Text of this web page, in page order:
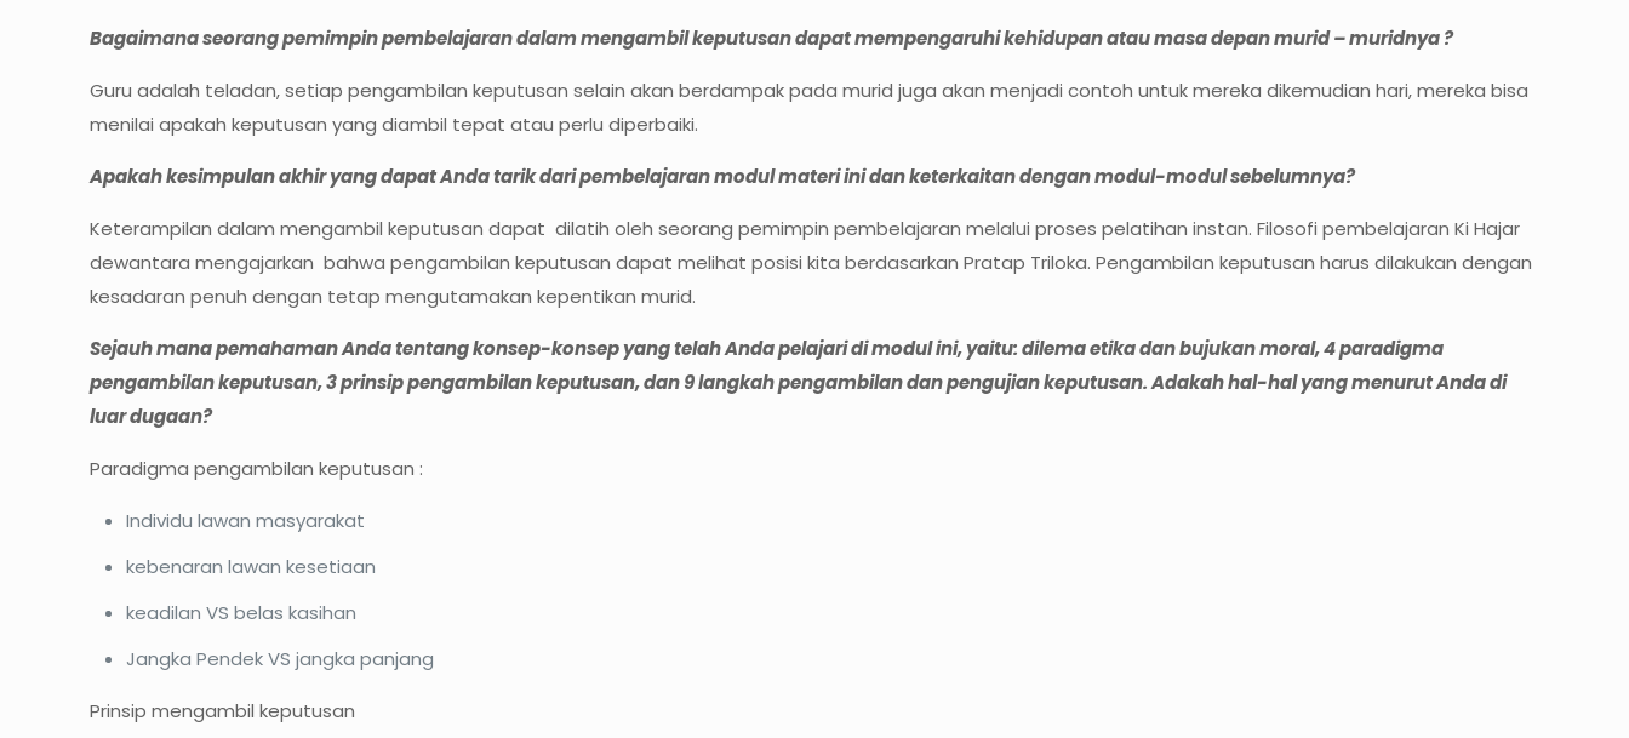
Bagaimana seorang pemimpin pembelajaran dalam mengambil keputusan dapat mempengaruhi kehidupan atau masa depan murid – muridnya ?
Guru adalah teladan, setiap pengambilan keputusan selain akan berdampak pada murid juga akan menjadi contoh untuk mereka dikemudian hari, mereka bisa
menilai apakah keputusan yang diambil tepat atau perlu diperbaiki.
Apakah kesimpulan akhir yang dapat Anda tarik dari pembelajaran modul materi ini dan keterkaitan dengan modul-modul sebelumnya?
Keterampilan dalam mengambil keputusan dapat dilatih oleh seorang pemimpin pembelajaran melalui proses pelatihan instan. Filosofi pembelajaran Ki Hajar
dewantara mengajarkan bahwa pengambilan keputusan dapat melihat posisi kita berdasarkan Pratap Triloka. Pengambilan keputusan harus dilakukan dengan
kesadaran penuh dengan tetap mengutamakan kepentikan murid.
Sejauh mana pemahaman Anda tentang konsep-konsep yang telah Anda pelajari di modul ini, yaitu: dilema etika dan bujukan moral, 4 paradigma
pengambilan keputusan, 3 prinsip pengambilan keputusan, dan 9 langkah pengambilan dan pengujian keputusan. Adakah hal-hal yang menurut Anda di
luar dugaan?
Paradigma pengambilan keputusan :
Individu lawan masyarakat
kebenaran lawan kesetiaan
keadilan VS belas kasihan
Jangka Pendek VS jangka panjang
Prinsip mengambil keputusan